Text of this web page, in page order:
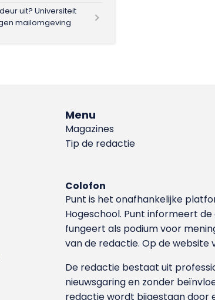
uit? Universiteit
mailomgeving
Menu
Magazines
Tip de redactie
Colofon
Punt is het onafhankelijke
Hoge­school. Punt informeert
fungeert als podium voor
van de redactie. Op de
De redactie bestaat uit
nieuwsgaring en zonder
redactie wordt bijgestaan door